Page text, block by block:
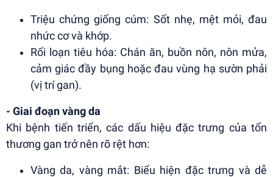
Triệu chứng giống cúm: Sốt nhẹ, mệt mỏi, đau
nhức cơ và khớp.
Rối loạn tiêu hóa: Chán ăn, buồn nôn, nôn mửa,
cảm giác đầy bụng hoặc đau vùng hạ sườn phải
(vị trí gan).
- Giai đoạn vàng da
Khi bệnh tiến triển, các dấu hiệu đặc trưng của tổn
thương gan trở nên rõ rệt hơn:
Vàng da, vàng mắt: Biểu hiện đặc trưng và dễ